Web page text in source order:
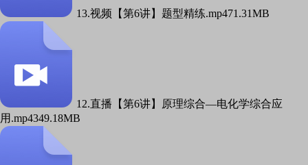
13.视频【第6讲】题型精练.mp471.31MB
12.直播【第6讲】原理综合—电化学综合应
用.mp4349.18MB